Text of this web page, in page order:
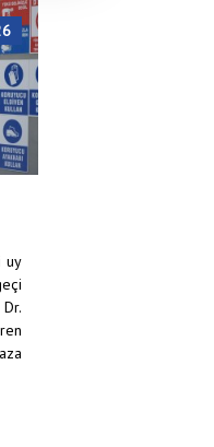
TRİBÜNLER TIKLIM TIKLIM
uy